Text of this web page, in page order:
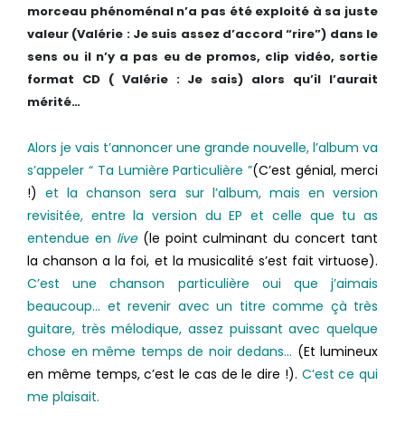
morceau phénoménal n’a pas été exploité à sa juste
valeur (Valérie : Je suis assez d’accord “rire”) dans le
sens ou il n’y a pas eu de promos, clip vidéo, sortie
format CD ( Valérie : Je sais) alors qu’il l’aurait
mérité…
Alors je vais t’annoncer une grande nouvelle, l’album va
s’appeler “ Ta Lumière Particulière ”(C’est génial, merci
!)et la chanson sera sur l’album, mais en version
revisitée, entre la version du EP et celle que tu as
entendue en live (le point culminant du concert tant
la chanson a la foi, et la musicalité s’est fait virtuose).
C’est une chanson particulière oui que j’aimais
beaucoup… et revenir avec un titre comme çà très
guitare, très mélodique, assez puissant avec quelque
chose en même temps de noir dedans… (Et lumineux
en même temps, c’est le cas de le dire !). C’est ce qui
me plaisait.